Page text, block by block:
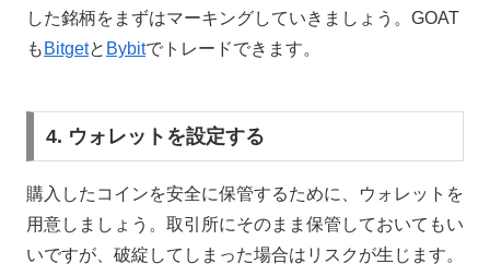
した銘柄をまずはマーキングしていきましょう。GOAT
も Bitgetと Bybitでトレードできます。
4. ウォレットを設定する
購入したコインを安全に保管するために、ウォレットを
用意しましょう。取引所にそのまま保管しておいてもい
いですが、破綻してしまった場合はリスクが生じます。